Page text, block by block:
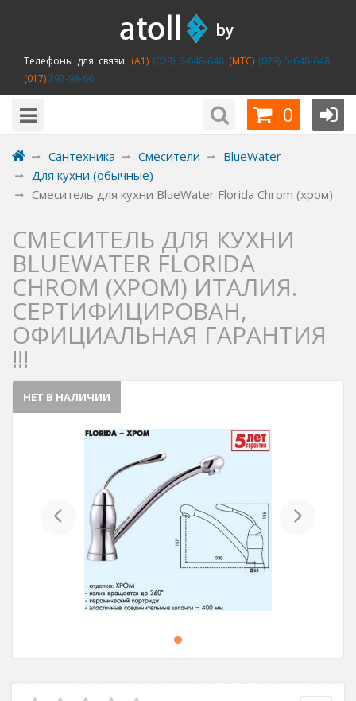
Телефоны для связи: (A1)(029) 6-648-648 (MTC)(029) 5-648-648
(017)397-98-66
0
Сантехника Смесители
BlueWater
Для кухни (обычные)
Смеситель для кухни BlueWater Florida Chrom (хром)
СМЕСИТЕЛЬ ДЛЯ КУХНИ
BLUEWATER FLORIDA
CHROM (ХРОМ) ИТАЛИЯ.
СЕРТИФИЦИРОВАН,
ОФИЦИАЛЬНАЯ ГАРАНТИЯ
!!!
НЕТ В НАЛИЧИИ
Previous